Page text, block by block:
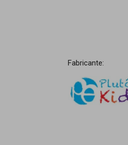
Fabricante: